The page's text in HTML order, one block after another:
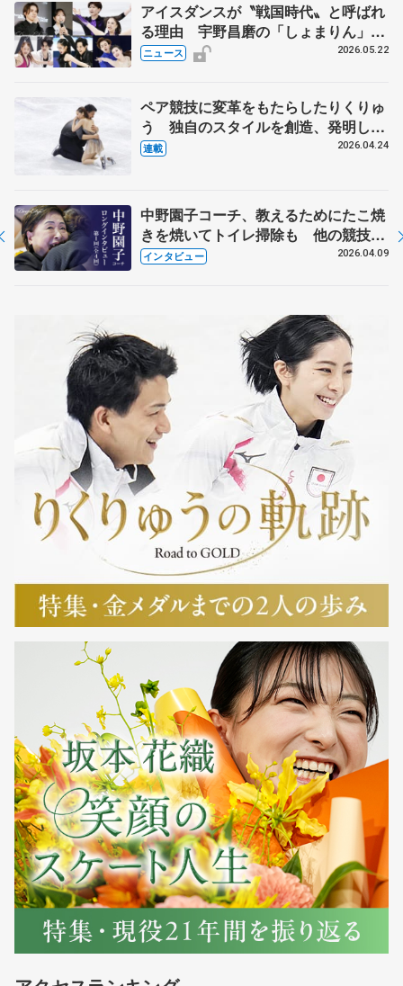
アイスダンスが〝戦国時代〟と呼ばれ
る理由 宇野昌磨の「しょまりん」ら
実力者が相次いで参戦 国内の競争激
ニュース 2026.05.22
ペア競技に変革をもたらしたりくりゅ
う 独自のスタイルを創造、発明した
【引退発表後②】
連載 2026.04.24
中野園子コーチ、教えるためにたこ焼
きを焼いてトイレ掃除も 他の競技に
も通用するという坂本花織の筋肉
インタビュー 2026.04.09